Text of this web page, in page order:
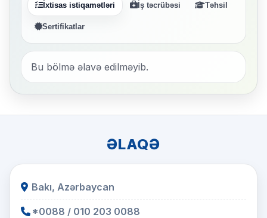
İxtisas istiqamətləri İş təcrübəsi Təhsil
Sertifikatlar
Bu bölmə əlavə edilməyib.
ƏLAQƏ
Bakı, Azərbaycan
*0088 / 010 203 0088